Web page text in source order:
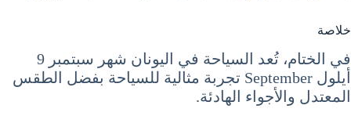
خلاصة
في الختام، تُعد السياحة في اليونان شهر سبتمبر 9
أيلول September تجربة مثالية للسياحة بفضل الطقس
المعتدل والأجواء الهادئة.